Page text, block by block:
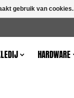
HARDWARE
gebruik van cookies.